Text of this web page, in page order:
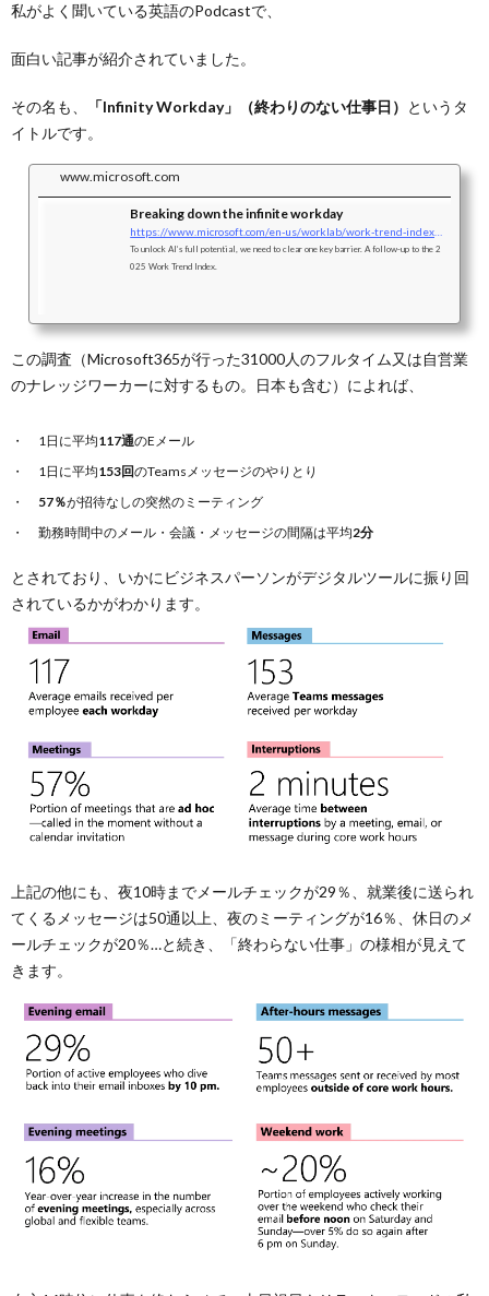
私がよく聞いている英語のPodcastで、
面白い記事が紹介されていました。
その名も、 「Infinity Workday」（終わりのない仕事日） というタ
イトルです。
www.microsoft.com
Breaking down the infinite workday
To unlock AI’s full potential, we need to clear one key barrier. A follow-up to the 2
025 Work Trend Index.
この調査（Microsoft365が行った31000人のフルタイム又は自営業
のナレッジワーカーに対するもの。日本も含む）によれば、
1日に平均117通のEメール
1日に平均153回のTeamsメッセージのやりとり
57％が招待なしの突然のミーティング
勤務時間中のメール・会議・メッセージの間隔は平均2分
とされており、いかにビジネスパーソンがデジタルツールに振り回
されているかがわかります。
上記の他にも、夜10時までメールチェックが29％、就業後に送られ
てくるメッセージは50通以上、夜のミーティングが16％、休日のメ
ールチェックが20％…と続き、「終わらない仕事」の様相が見えて
きます。